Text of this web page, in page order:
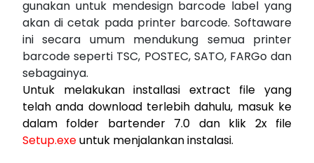
gunakan untuk mendesign barcode label yang
akan di cetak pada printer barcode. Softaware
ini secara umum mendukung semua printer
barcode seperti TSC, POSTEC, SATO, FARGo dan
sebagainya.
Untuk melakukan installasi extract file yang
telah anda download terlebih dahulu, masuk ke
dalam folder bartender 7.0 dan klik 2x file
Setup.exeuntuk menjalankan instalasi.